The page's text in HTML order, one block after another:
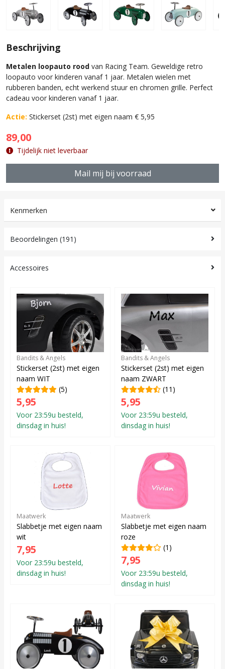
Beschrijving
Metalen loopauto rood van Racing Team. Geweldige retro
loopauto voor kinderen vanaf 1 jaar. Metalen wielen met
rubberen banden, echt werkend stuur en chromen grille. Perfect
cadeau voor kinderen vanaf 1 jaar.
Actie: Stickerset (2st) met eigen naam € 5,95
89,00
Tijdelijk niet leverbaar
Mail mij bij voorraad
Kenmerken
Beoordelingen (191)
Accessoires
Bandits & Angels
Stickerset (2st) met eigen
naam WIT
(5)
5,95
Voor 23:59u besteld,
dinsdag in huis!
Bandits & Angels
Stickerset (2st) met eigen
naam ZWART
(11)
5,95
Voor 23:59u besteld,
dinsdag in huis!
Maatwerk
Slabbetje met eigen naam
wit
7,95
Voor 23:59u besteld,
dinsdag in huis!
Maatwerk
Slabbetje met eigen naam
roze
(1)
7,95
Voor 23:59u besteld,
dinsdag in huis!